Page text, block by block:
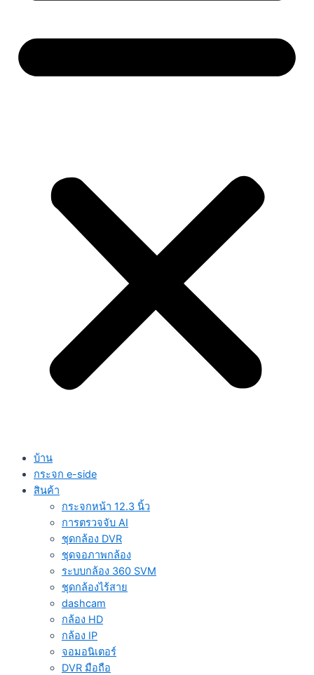
บ้าน
กระจก e-side
สินค้า
กระจกหน้า 12.3 นิ้ว
การตรวจจับ AI
ชุดกล้อง DVR
ชุดจอภาพกล้อง
ระบบกล้อง 360 SVM
ชุดกล้องไร้สาย
dashcam
กล้อง HD
กล้อง IP
จอมอนิเตอร์
DVR มือถือ